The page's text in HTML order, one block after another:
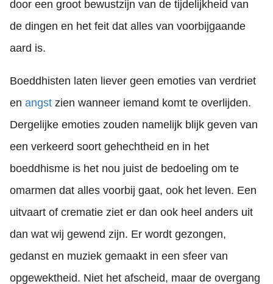
door een groot bewustzijn van de tijdelijkheid van
de dingen en het feit dat alles van voorbijgaande
aard is.
Boeddhisten laten liever geen emoties van verdriet
en angst zien wanneer iemand komt te overlijden.
Dergelijke emoties zouden namelijk blijk geven van
een verkeerd soort gehechtheid en in het
boeddhisme is het nou juist de bedoeling om te
omarmen dat alles voorbij gaat, ook het leven. Een
uitvaart of crematie ziet er dan ook heel anders uit
dan wat wij gewend zijn. Er wordt gezongen,
gedanst en muziek gemaakt in een sfeer van
opgewektheid. Niet het afscheid, maar de overgang